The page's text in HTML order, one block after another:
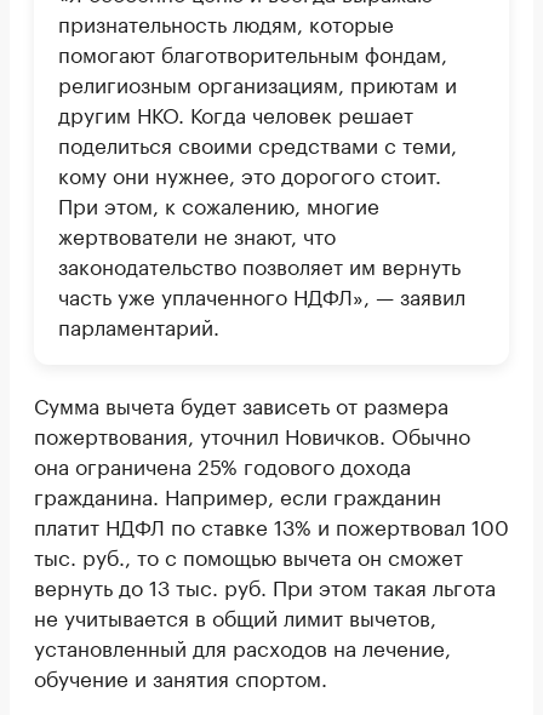
признательность людям, которые
помогают благотворительным фондам,
религиозным организациям, приютам и
другим НКО. Когда человек решает
поделиться своими средствами с теми,
кому они нужнее, это дорогого стоит.
При этом, к сожалению, многие
жертвователи не знают, что
законодательство позволяет им вернуть
часть уже уплаченного НДФЛ», — заявил
парламентарий.
Сумма вычета будет зависеть от размера
пожертвования, уточнил Новичков. Обычно
она ограничена 25% годового дохода
гражданина. Например, если гражданин
платит НДФЛ по ставке 13% и пожертвовал 100
тыс. руб., то с помощью вычета он сможет
вернуть до 13 тыс. руб. При этом такая льгота
не учитывается в общий лимит вычетов,
установленный для расходов на лечение,
обучение и занятия спортом.